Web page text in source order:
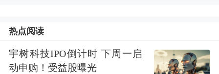
热点阅读
宇树科技IPO倒计时 下周一启
动申购！受益股曝光